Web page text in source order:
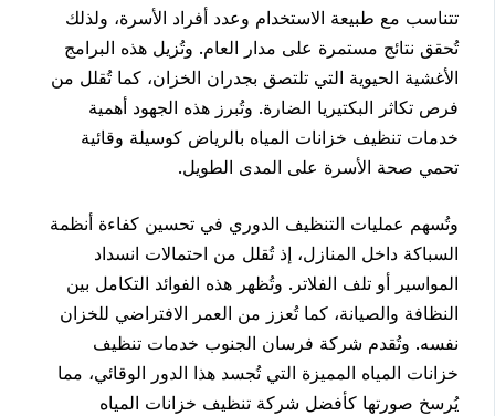
تتناسب مع طبيعة الاستخدام وعدد أفراد الأسرة، ولذلك
تُحقق نتائج مستمرة على مدار العام. وتُزيل هذه البرامج
الأغشية الحيوية التي تلتصق بجدران الخزان، كما تُقلل من
فرص تكاثر البكتيريا الضارة. وتُبرز هذه الجهود أهمية
خدمات تنظيف خزانات المياه بالرياض كوسيلة وقائية
تحمي صحة الأسرة على المدى الطويل.
وتُسهم عمليات التنظيف الدوري في تحسين كفاءة أنظمة
السباكة داخل المنازل، إذ تُقلل من احتمالات انسداد
المواسير أو تلف الفلاتر. وتُظهر هذه الفوائد التكامل بين
النظافة والصيانة، كما تُعزز من العمر الافتراضي للخزان
نفسه. وتُقدم شركة فرسان الجنوب خدمات تنظيف
خزانات المياه المميزة التي تُجسد هذا الدور الوقائي، مما
يُرسخ صورتها كأفضل شركة تنظيف خزانات المياه